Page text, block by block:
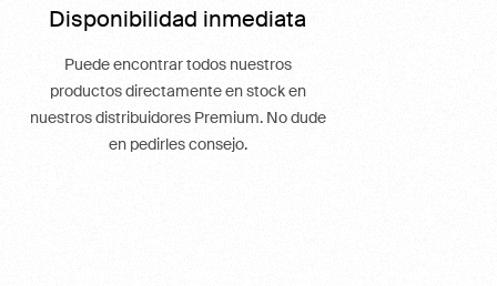
Disponibilidad inmediata
Puede encontrar todos nuestros
productos directamente en stock en
nuestros distribuidores Premium. No dude
en pedirles consejo.